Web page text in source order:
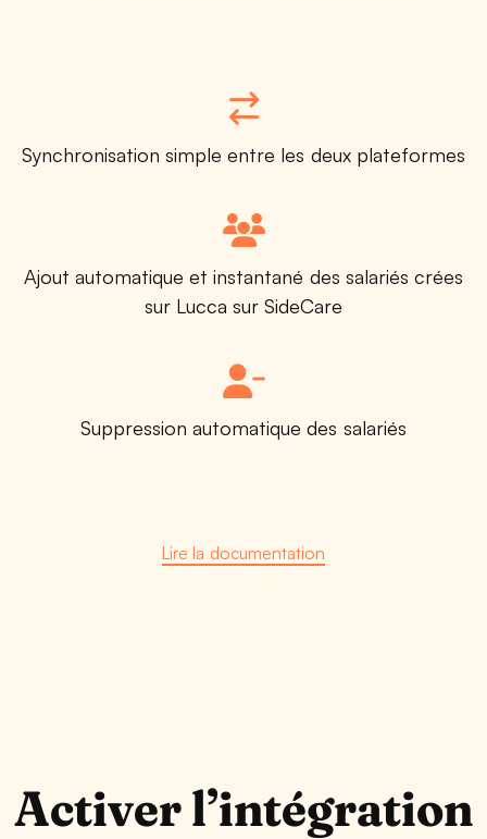
Synchronisation simple entre les deux plateformes
Ajout automatique et instantané des salariés crées
sur Lucca sur SideCare
Suppression automatique des salariés
Lire la documentation
Activer l’intégration